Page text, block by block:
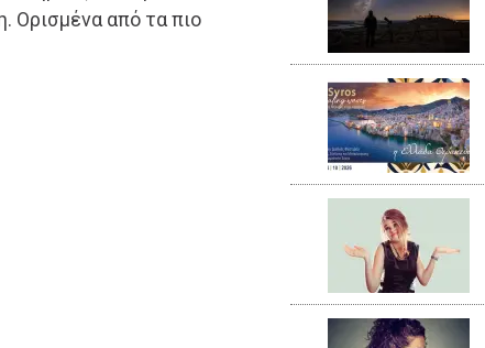
Ορισμένα από τα πιο